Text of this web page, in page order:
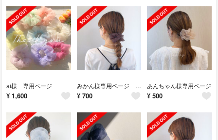
ai様 専用ページ
¥ 1,600
みかん様専用ページ SSサイズブラウン
¥ 700
あんちゃん様専用ページ
¥ 500